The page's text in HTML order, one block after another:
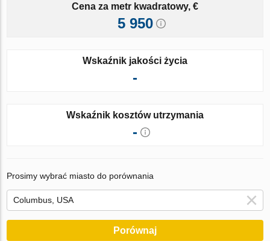
Cena za metr kwadratowy, €
5 950
Wskaźnik jakości życia
-
Wskaźnik kosztów utrzymania
-
Prosimy wybrać miasto do porównania
Porównaj